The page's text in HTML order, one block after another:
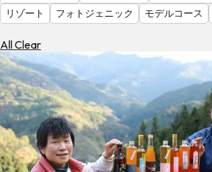
リゾート
フォトジェニック モデルコース
All Clear